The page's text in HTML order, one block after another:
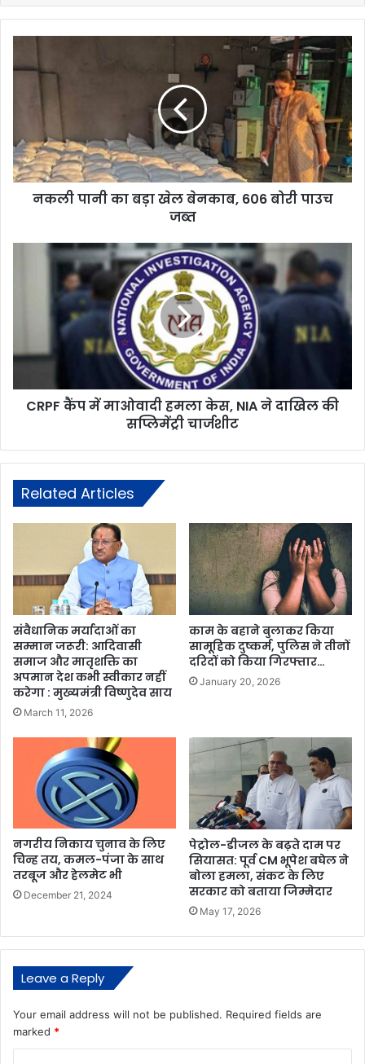
नकली पानी का बड़ा खेल बेनकाब, 606 बोरी पाउच
जब्त
CRPF कैंप में माओवादी हमला केस, NIA ने दाखिल की
सप्लिमेंट्री चार्जशीट
Related Articles
संवैधानिक मर्यादाओं का
सम्मान जरूरी: आदिवासी
समाज और मातृशक्ति का
अपमान देश कभी स्वीकार नहीं
करेगा : मुख्यमंत्री विष्णुदेव साय
March 11, 2026
काम के बहाने बुलाकर किया
सामूहिक दुष्कर्म, पुलिस ने तीनों
दरिदों को किया गिरफ्तार…
January 20, 2026
नगरीय निकाय चुनाव के लिए
चिन्ह तय, कमल-पंजा के साथ
तरबूज और हेलमेट भी
December 21, 2024
पेट्रोल-डीजल के बढ़ते दाम पर
सियासत: पूर्व CM भूपेश बघेल ने
बोला हमला, संकट के लिए
सरकार को बताया जिम्मेदार
May 17, 2026
Leave a Reply
Your email address will not be published. Required fields are
marked *